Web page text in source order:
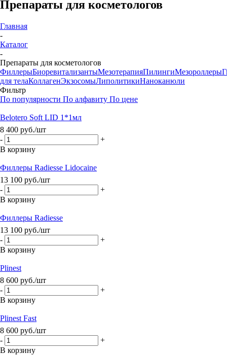
Препараты для косметологов
Главная
-
Каталог
-
Препараты для косметологов
ФиллерыБиоревитализантыМезотерапияПилингиМезороллеры
для телаКоллагенЭкзосомыЛиполитикиНаноканюли
Фильтр
По популярности По алфавиту По цене
Belotero Soft LID 1*1мл
8 400 руб./шт
-
+
В корзину
Филлеры Radiesse Lidocaine
13 100 руб./шт
-
+
В корзину
Филлеры Radiesse
13 100 руб./шт
-
+
В корзину
Plinest
8 600 руб./шт
-
+
В корзину
Plinest Fast
8 600 руб./шт
-
+
В корзину